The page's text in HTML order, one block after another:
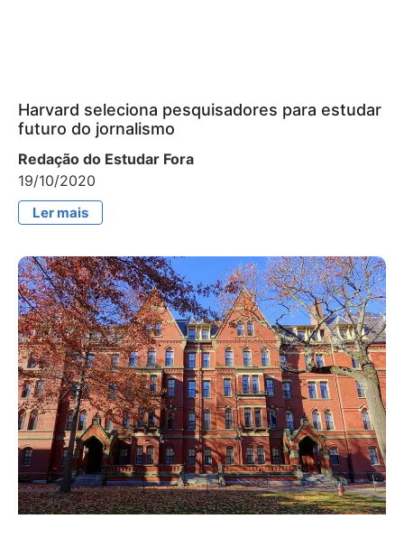
Harvard seleciona pesquisadores para estudar
futuro do jornalismo
Redação do Estudar Fora
19/10/2020
Ler mais